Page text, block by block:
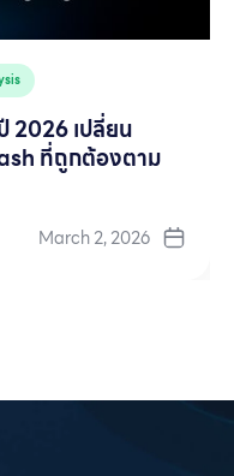
2026 เปลี่ยน
ที่ถูกต้องตาม
March 2, 2026